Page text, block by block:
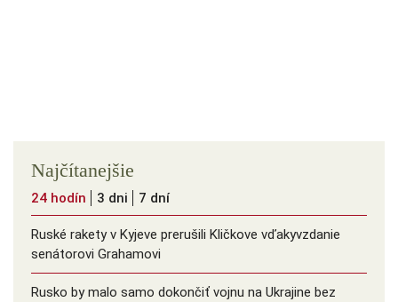
Najčítanejšie
24 hodín 3 dni 7 dní
Ruské rakety v Kyjeve prerušili Kličkove vďakyvzdanie
senátorovi Grahamovi
Rusko by malo samo dokončiť vojnu na Ukrajine bez